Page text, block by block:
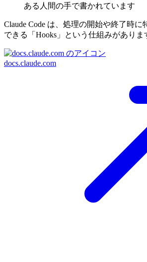
ある人間の手で書かれています
Claude Code は、処理の開始や終了時
できる「Hooks」という仕組みがありま
docs.claude.com